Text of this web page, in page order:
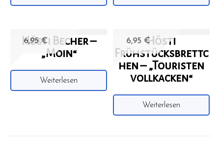
Hösti Becher –
„Moin“
6,95€
Weiterlesen
Hösti
Frühstücksbrettc
hen – „Touristen
vollkacken“
6,95 €
Weiterlesen